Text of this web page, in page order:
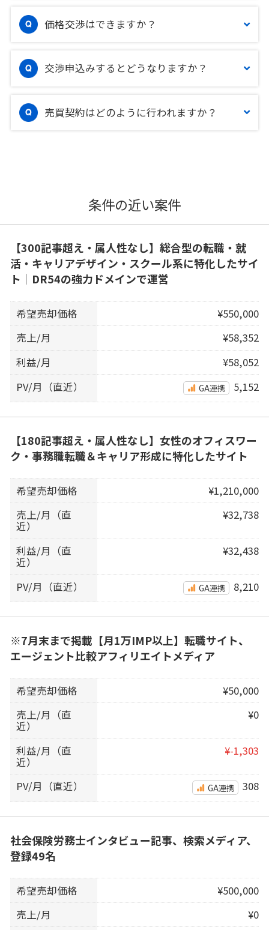
価格交渉はできますか？
交渉申込みするとどうなりますか？
売買契約はどのように行われますか？
条件の近い案件
【300記事超え・属人性なし】総合型の転職・就
活・キャリアデザイン・スクール系に特化したサイ
ト｜DR54の強力ドメインで運営
希望売却価格
¥550,000
売上/月
¥58,352
利益/月
¥58,052
PV/月（直近）
GA連携 5,152
【180記事超え・属人性なし】女性のオフィスワー
ク・事務職転職＆キャリア形成に特化したサイト
希望売却価格
¥1,210,000
売上/月（直
近）
¥32,738
利益/月（直
近）
¥32,438
PV/月（直近） GA連携 8,210
※7月末まで掲載【月1万IMP以上】転職サイト、
エージェント比較アフィリエイトメディア
希望売却価格
¥50,000
売上/月（直
近）
¥0
利益/月（直
近）
¥-1,303
PV/月（直近） GA連携 308
社会保険労務士インタビュー記事、検索メディア、
登録49名
希望売却価格
¥500,000
売上/月
¥0